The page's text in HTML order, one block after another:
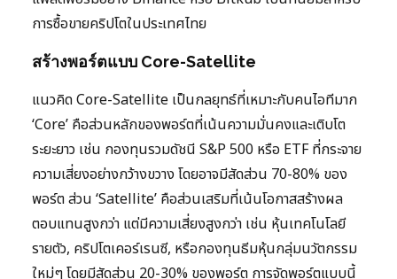
การซื้อขายคริปโตในประเทศไทย
สร้างพอร์ตแบบ Core-Satellite
แนวคิด Core-Satellite เป็นกลยุทธ์ที่เหมาะกับคนไอทีมาก
‘Core’ คือส่วนหลักของพอร์ตที่เน้นความมั่นคงและเติบโต
ระยะยาว เช่น กองทุนรวมดัชนี S&P 500 หรือ ETF ที่กระจาย
ความเสี่ยงอย่างกว้างขวาง โดยอาจมีสัดส่วน 70-80% ของ
พอร์ต ส่วน ‘Satellite’ คือส่วนเสริมที่เน้นโอกาสสร้างผล
ตอบแทนสูงกว่า แต่มีความเสี่ยงสูงกว่า เช่น หุ้นเทคโนโลยี
รายตัว, คริปโตเคอร์เรนซี, หรือกองทุนธีมหุ้นกลุ่มนวัตกรรม
ใหม่ๆ โดยมีสัดส่วน 20-30% ของพอร์ต การจัดพอร์ตแบบนี้